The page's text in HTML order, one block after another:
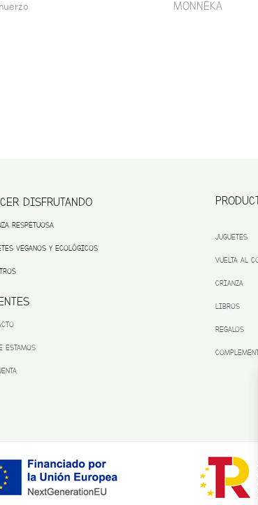
MONNËKA
DISFRUTANDO
RESPETUOSA
VEGANOS Y ECOLÓGICOS
ESTAMOS
JUGUETES
VUELTA AL
CRIANZA
LIBROS
REGALOS